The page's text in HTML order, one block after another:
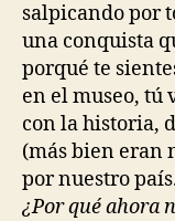
salpicando por
una conquista
porqué te
en el museo, tú
con la historia,
(más bien eran
por nuestro
¿Por qué ahora